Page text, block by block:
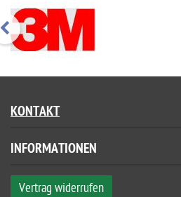
KONTAKT
INFORMATIONEN
Vertrag widerrufen